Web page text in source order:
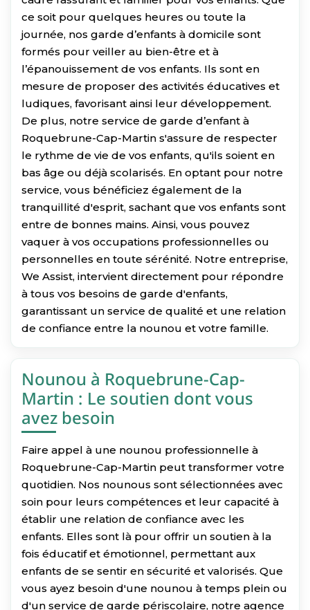
ce soit pour quelques heures ou toute la
journée, nos garde d’enfants à domicile sont
formés pour veiller au bien-être et à
l’épanouissement de vos enfants. Ils sont en
mesure de proposer des activités éducatives et
ludiques, favorisant ainsi leur développement.
De plus, notre service de garde d’enfant à
Roquebrune-Cap-Martin s'assure de respecter
le rythme de vie de vos enfants, qu'ils soient en
bas âge ou déjà scolarisés. En optant pour notre
service, vous bénéficiez également de la
tranquillité d'esprit, sachant que vos enfants sont
entre de bonnes mains. Ainsi, vous pouvez
vaquer à vos occupations professionnelles ou
personnelles en toute sérénité. Notre entreprise,
We Assist, intervient directement pour répondre
à tous vos besoins de garde d'enfants,
garantissant un service de qualité et une relation
de confiance entre la nounou et votre famille.
Nounou à Roquebrune-Cap-
Martin : Le soutien dont vous
avez besoin
Faire appel à une nounou professionnelle à
Roquebrune-Cap-Martin peut transformer votre
quotidien. Nos nounous sont sélectionnées avec
soin pour leurs compétences et leur capacité à
établir une relation de confiance avec les
enfants. Elles sont là pour offrir un soutien à la
fois éducatif et émotionnel, permettant aux
enfants de se sentir en sécurité et valorisés. Que
vous ayez besoin d'une nounou à temps plein ou
d'un service de garde périscolaire, notre agence